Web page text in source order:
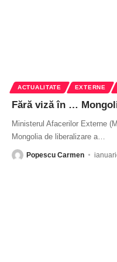
ACTUALITATE EXTERNE
Fără viză în …
Ministerul Afacerilor Externe
Mongolia de liberalizare a
Popescu Carmen